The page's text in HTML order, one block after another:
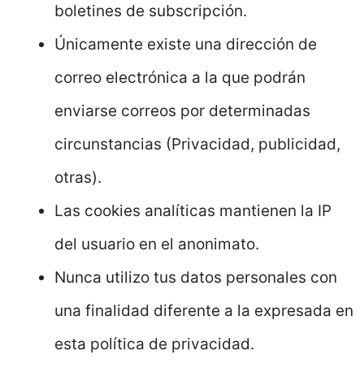
boletines de subscripción.
Únicamente existe una dirección de
correo electrónica a la que podrán
enviarse correos por determinadas
circunstancias (Privacidad, publicidad,
otras).
Las cookies analíticas mantienen la IP
del usuario en el anonimato.
Nunca utilizo tus datos personales con
una finalidad diferente a la expresada en
esta política de privacidad.